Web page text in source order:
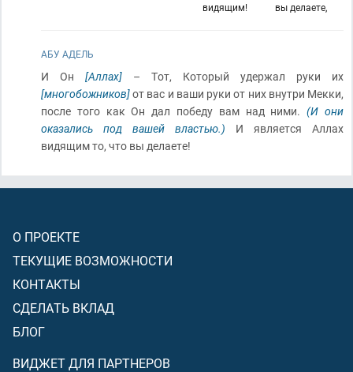
вы делаете,
видящим!
АБУ АДЕЛЬ
И Он [Аллах] – Тот, Который удержал руки их
[многобожников]от вас и ваши руки от них внутри Мекки,
после того как Он дал победу вам над ними.(И они
оказались под вашей властью.) И является Аллах
видящим то, что вы делаете!
О ПРОЕКТЕ
ТЕКУЩИЕ ВОЗМОЖНОСТИ
КОНТАКТЫ
СДЕЛАТЬ ВКЛАД
БЛОГ
ВИДЖЕТ ДЛЯ ПАРТНЕРОВ